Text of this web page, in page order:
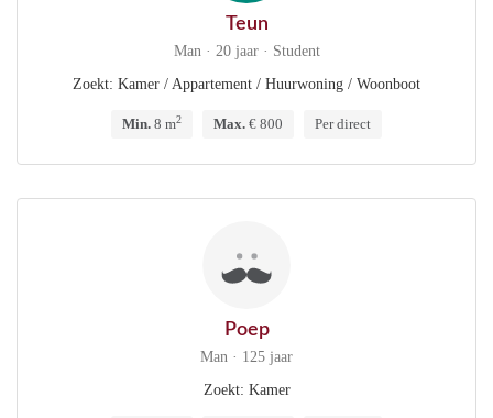
Teun
Man · 20 jaar · Student
Zoekt: Kamer / Appartement / Huurwoning / Woonboot
Min. 8 m2 Max. € 800 Per direct
Poep
Man · 125 jaar
Zoekt: Kamer